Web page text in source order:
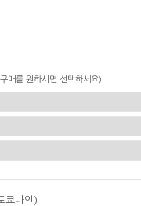
매를 원하시면 선택하세요)
쿄나인)